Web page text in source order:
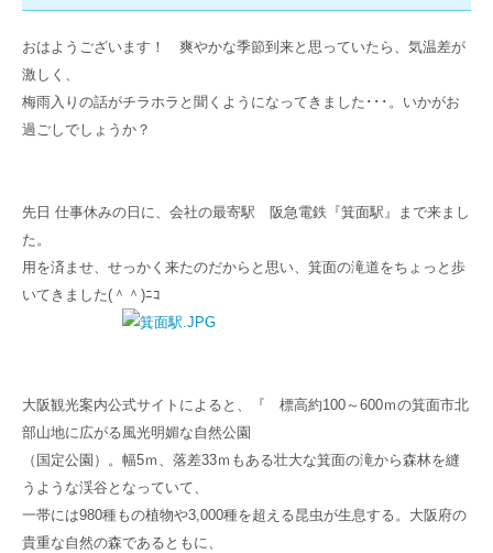
おはようございます！ 爽やかな季節到来と思っていたら、気温差が
激しく、
梅雨入りの話がチラホラと聞くようになってきました･･･。いかがお
過ごしでしょうか？
先日 仕事休みの日に、会社の最寄駅 阪急電鉄『箕面駅 』
まで来まし
た。
用を済ませ、せっかく来たのだからと思い、箕面の滝道をちょっと歩
いてきました(＾＾)ﾆｺ
大阪観光案内公式サイトによると、
『 標高約100～600ｍの箕面市北
部山地に広がる風光明媚な自然公園
（国定公園）。幅5ｍ、落差33ｍもある壮大な箕面の滝から森林を縫
うような渓谷となっていて、
一帯には980種もの植物や3,000種を超える昆虫が生息する。大阪府の
貴重な自然の森であるともに、